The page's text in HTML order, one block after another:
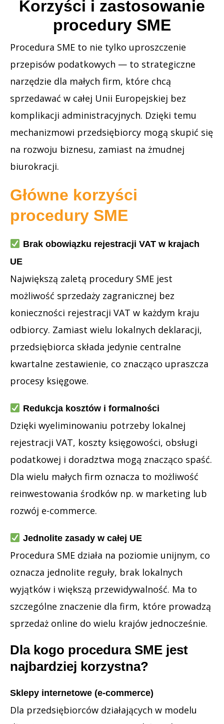
Korzyści i zastosowanie
procedury SME
Procedura SME to nie tylko uproszczenie
przepisów podatkowych — to strategiczne
narzędzie dla małych firm, które chcą
sprzedawać w całej Unii Europejskiej bez
komplikacji administracyjnych. Dzięki temu
mechanizmowi przedsiębiorcy mogą skupić się
na rozwoju biznesu, zamiast na żmudnej
biurokracji.
Główne korzyści
procedury SME
Brak obowiązku rejestracji VAT w krajach
UE
Największą zaletą procedury SME jest
możliwość sprzedaży zagranicznej bez
konieczności rejestracji VAT w każdym kraju
odbiorcy. Zamiast wielu lokalnych deklaracji,
przedsiębiorca składa jedynie centralne
kwartalne zestawienie, co znacząco upraszcza
procesy księgowe.
Redukcja kosztów i formalności
Dzięki wyeliminowaniu potrzeby lokalnej
rejestracji VAT, koszty księgowości, obsługi
podatkowej i doradztwa mogą znacząco spaść.
Dla wielu małych firm oznacza to możliwość
reinwestowania środków np. w marketing lub
rozwój e-commerce.
Jednolite zasady w całej UE
Procedura SME działa na poziomie unijnym, co
oznacza jednolite reguły, brak lokalnych
wyjątków i większą przewidywalność. Ma to
szczególne znaczenie dla firm, które prowadzą
sprzedaż online do wielu krajów jednocześnie.
Dla kogo procedura SME jest
najbardziej korzystna?
Sklepy internetowe (e-commerce)
Dla przedsiębiorców działających w modelu